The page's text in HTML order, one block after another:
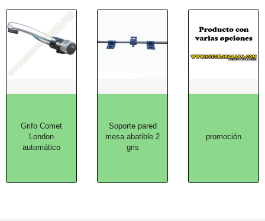
Grifo Comet
London
automático
Soporte pared
mesa abatible 2
gris
promoción